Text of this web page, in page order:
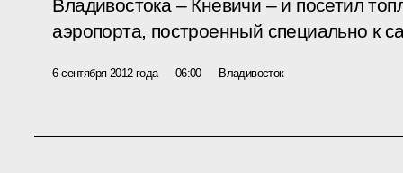
Владивостока – Кневичи – и посетил
аэропорта, построенный специально к
6 сентября 2012 года 06:00 Владивосток